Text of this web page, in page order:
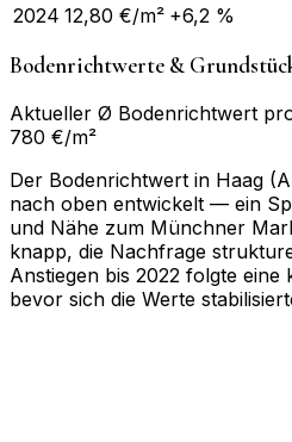
2024 12,80 €/m² +6,2 %
Bodenrichtwerte &
Aktueller Ø Bodenrichtwert
780 €/m²
Der Bodenrichtwert in Haag
nach oben entwickelt — ein
und Nähe zum Münchner
knapp, die Nachfrage
Anstiegen bis 2022 folgte eine
bevor sich die Werte